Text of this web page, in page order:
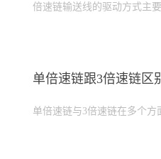
倍速链输送线的驱动方式
单倍速链跟3倍速链
单倍速链与3倍速链在多